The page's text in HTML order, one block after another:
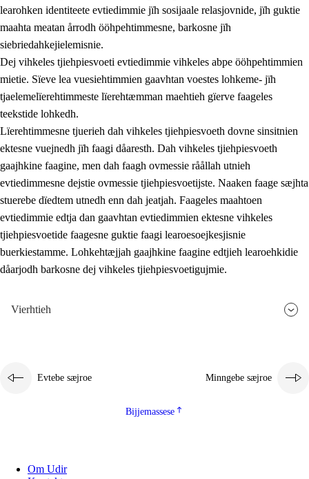
2.2 Maahtoe faagine
2.3 Vihkeles tjiehpiesvoeth
2.4 Lïeredh lïeredh
Dåaresthfaageles teemah
learohken identiteete evtiedimmie jïh sosijaale relasjovnide, jïh guktie
maahta meatan årrodh ööhpehtimmesne, barkosne jïh
siebriedahkejielemisnie.
Dej vihkeles tjiehpiesvoeti evtiedimmie vihkeles abpe ööhpehtimmien
mietie. Sïeve lea vuesiehtimmien gaavhtan voestes lohkeme- jïh
tjaelemelïerehtimmeste lïerehtæmman maehtieh gïerve faageles
teekstide lohkedh.
Lïerehtimmesne tjuerieh dah vihkeles tjiehpiesvoeth dovne sinsitnien
ektesne vuejnedh jïh faagi dåaresth. Dah vihkeles tjiehpiesvoeth
gaajhkine faagine, men dah faagh ovmessie råållah utnieh
evtiedimmesne dejstie ovmessie tjiehpiesvoetijste. Naaken faage sæjhta
stuerebe dïedtem utnedh enn dah jeatjah. Faageles maahtoen
evtiedimmie edtja dan gaavhtan evtiedimmien ektesne vihkeles
tjiehpiesvoetide faagesne guktie faagi learoesoejkesjisnie
buerkiestamme. Lohkehtæjjah gaajhkine faagine edtjieh learoehkidie
dåarjodh barkosne dej vihkeles tjiehpiesvoetigujmie.
Vierhtieh
Evtebe sæjroe Minngebe sæjroe
Bijjemassese
Om Udir